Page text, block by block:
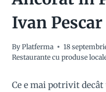
Ivan Pescar
ByPlatferma
18
Restaurante cu produse
Ce e mai potrivit decât